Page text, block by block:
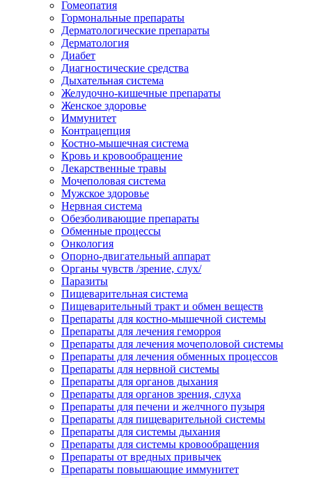
Гомеопатия
Гормональные препараты
Дерматологические препараты
Дерматология
Диабет
Диагностические средства
Дыхательная система
Желудочно-кишечные препараты
Женское здоровье
Иммунитет
Контрацепция
Костно-мышечная система
Кровь и кровообращение
Лекарственные травы
Мочеполовая система
Мужское здоровье
Нервная система
Обезболивающие препараты
Обменные процессы
Онкология
Опорно-двигательный аппарат
Органы чувств /зрение, слух/
Паразиты
Пищеварительная система
Пищеварительный тракт и обмен веществ
Препараты для костно-мышечной системы
Препараты для лечения геморроя
Препараты для лечения мочеполовой системы
Препараты для лечения обменных процессов
Препараты для нервной системы
Препараты для органов дыхания
Препараты для органов зрения, слуха
Препараты для печени и желчного пузыря
Препараты для пищеварительной системы
Препараты для системы дыхания
Препараты для системы кровообращения
Препараты от вредных привычек
Препараты повышающие иммунитет